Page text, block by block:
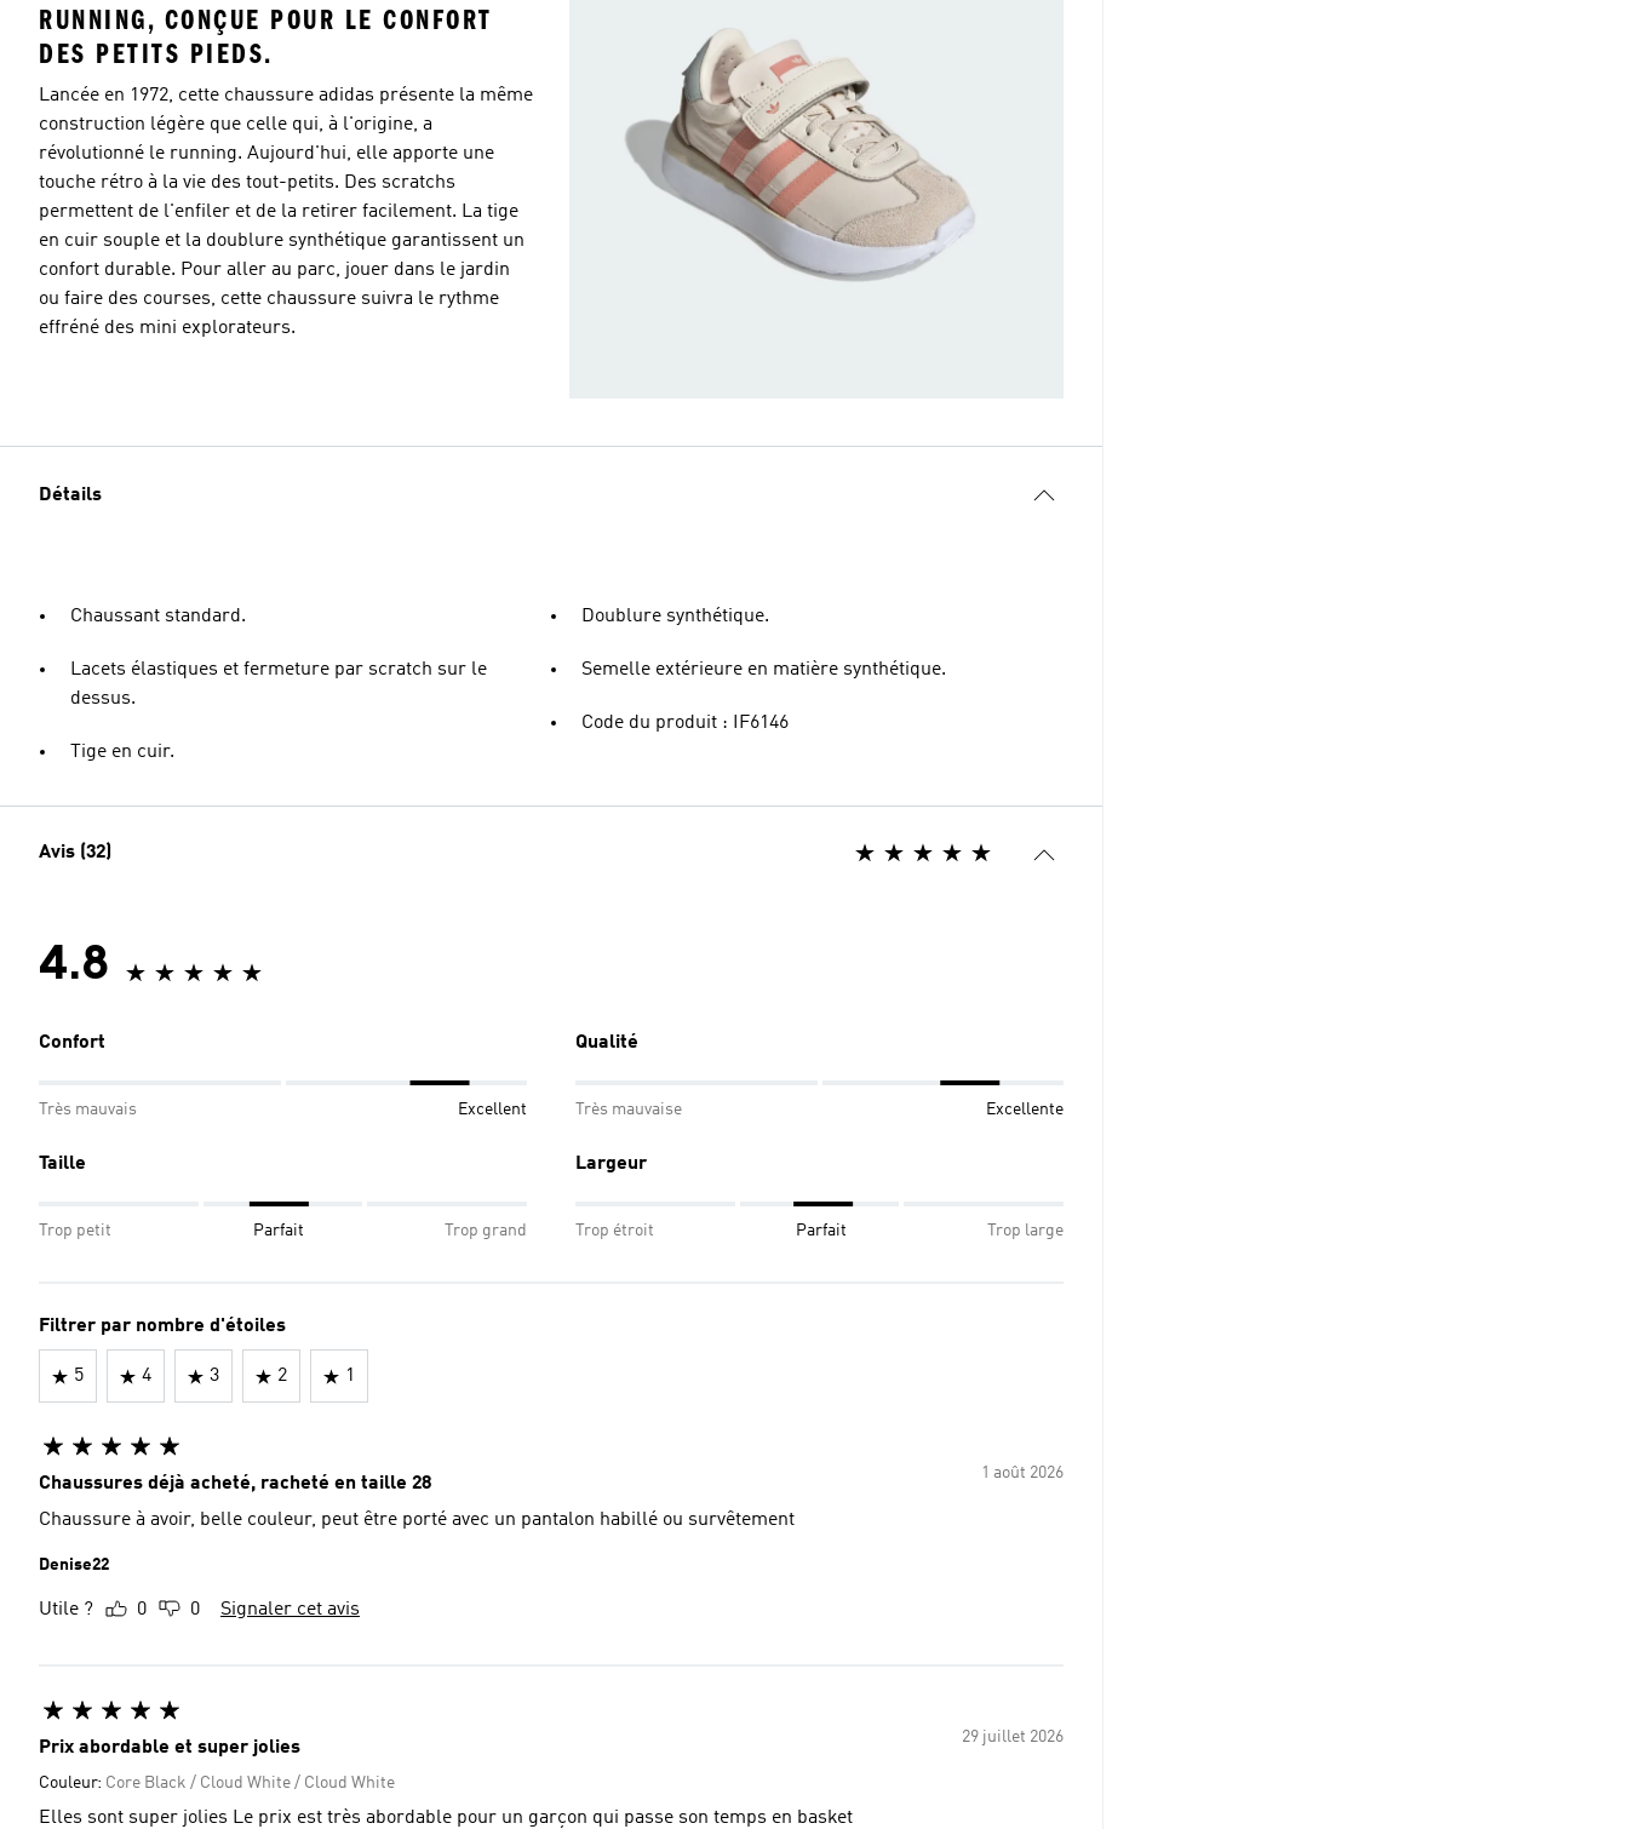
RUNNING, CONÇUE POUR LE CONFORT
DES PETITS PIEDS.
Lancée en 1972, cette chaussure adidas présente la même
construction légère que celle qui, à l'origine, a
révolutionné le running. Aujourd'hui, elle apporte une
touche rétro à la vie des tout-petits. Des scratchs
permettent de l'enfiler et de la retirer facilement. La tige
en cuir souple et la doublure synthétique garantissent un
confort durable. Pour aller au parc, jouer dans le jardin
ou faire des courses, cette chaussure suivra le rythme
effréné des mini explorateurs.
Détails
Chaussant standard.
Lacets élastiques et fermeture par scratch sur le
dessus.
Tige en cuir.
Doublure synthétique.
Semelle extérieure en matière synthétique.
Code du produit : IF6146
Avis (32)
4.8
Confort
Très mauvais Excellent
Qualité
Très mauvaise Excellente
Taille
Trop petit Parfait Trop grand
Largeur
Trop étroit Parfait Trop large
Filtrer par nombre d'étoiles
5 4 3 2 1
1 août 2026
Chaussures déjà acheté, racheté en taille 28
Chaussure à avoir, belle couleur, peut être porté avec un pantalon habillé ou survêtement
Denise22
Utile ? 0 0 Signaler cet avis
29 juillet 2026
Prix abordable et super jolies
Couleur: Core Black / Cloud White / Cloud White
Elles sont super jolies Le prix est très abordable pour un garçon qui passe son temps en basket